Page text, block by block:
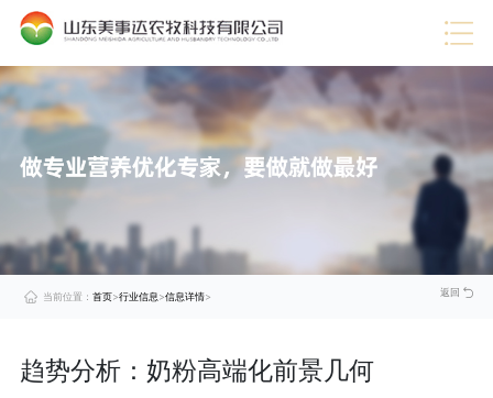
热门推荐
>
喜报！美事达上榜“中国农村专业技术协会科技小院” 查
看
详
美事达被评定为2024年度山东省饲料生产企业A级企业
· 企业视频
企业荣誉
企业文化
·
· 技术服务
当前位置： 首页>行业信息>信息详情> 返回
趋势分析：奶粉高端化前景几何